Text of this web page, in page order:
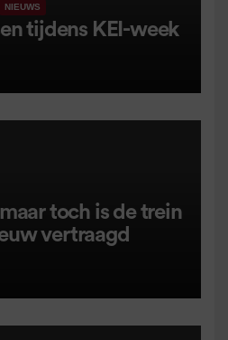
NIEUWS
tijdens KEI-week
toch is de trein
vertraagd